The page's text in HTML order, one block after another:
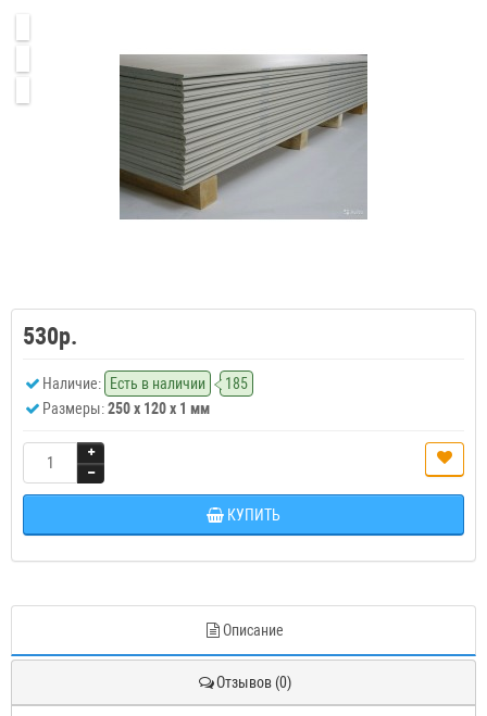
530р.
Наличие: Есть в наличии
185
Размеры:250 x 120 x 1 мм
КУПИТЬ
Описание
Отзывов (0)